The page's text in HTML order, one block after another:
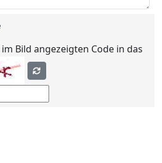
Bild angezeigten Code in das